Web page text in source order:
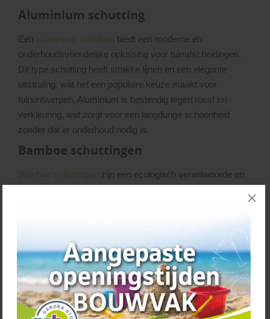
Aluminium schutting
Een aluminium schutting biedt een moderne en
onderhoudsvriendelijke oplossing voor tuinafscheidingen.
Dit type schutting heeft strakke lijnen en een elegante
uitstraling, wat het een populaire keuze maakt voor
tuinontwerpen. Aluminium is bestendig tegen roest en
verkleuring, wat zorgt voor een langdurige schoonheid
zonder dat er onderhoud nodig is.
Bamboe schuttingen
Bamboe schuttingen zijn een ecologisch verantwoorde en
exotische en warme uitstraling die elke tuin of buitenruimte
kan transformeren en voegt een vleugje natuurlijke charme
toe.
Geluidswerende schuttingen